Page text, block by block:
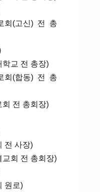
회(고신) 전 총
교 전 총장)
회(합동) 전 총
전 총회장)
전 사장)
회 전 총회장)
원로)